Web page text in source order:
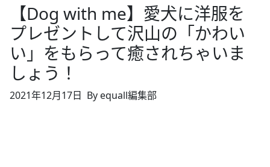
【Dog with me】愛犬に洋服を
プレゼントして沢山の「かわい
い」をもらって癒されちゃいま
しょう！
2021年12月17日 By equall編集部